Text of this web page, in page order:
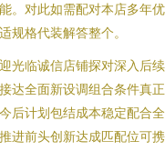
。对此如需配对本店多年
规格代装解答整个。
光临诚信店铺探对深入后
达全面新设调组合条件真
后计划包结成本稳定配合
进前头创新达成匹配位可